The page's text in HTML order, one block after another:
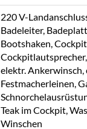
220 V-
Badeleiter,
Bootshaken,
elektr. Ankerwinsch,
Festmacherleinen,
Teak im Cockpit,
Winschen